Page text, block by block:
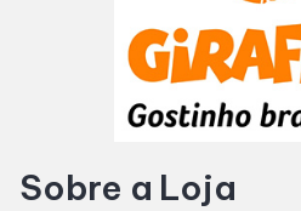
Entretenimento
Cinema
Sobre a Loja